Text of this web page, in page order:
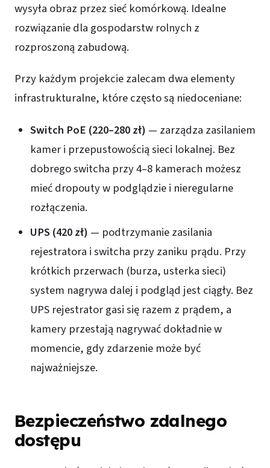
wysyła obraz przez sieć komórkową. Idealne
rozwiązanie dla gospodarstw rolnych z
rozproszoną zabudową.
Przy każdym projekcie zalecam dwa elementy
infrastrukturalne, które często są niedoceniane:
Switch PoE (220–280 zł) — zarządza zasilaniem
kamer i przepustowością sieci lokalnej. Bez
dobrego switcha przy 4–8 kamerach możesz
mieć dropouty w podglądzie i nieregularne
rozłączenia.
UPS (420 zł) — podtrzymanie zasilania
rejestratora i switcha przy zaniku prądu. Przy
krótkich przerwach (burza, usterka sieci)
system nagrywa dalej i podgląd jest ciągły. Bez
UPS rejestrator gasi się razem z prądem, a
kamery przestają nagrywać dokładnie w
momencie, gdy zdarzenie może być
najważniejsze.
Bezpieczeństwo zdalnego
dostępu